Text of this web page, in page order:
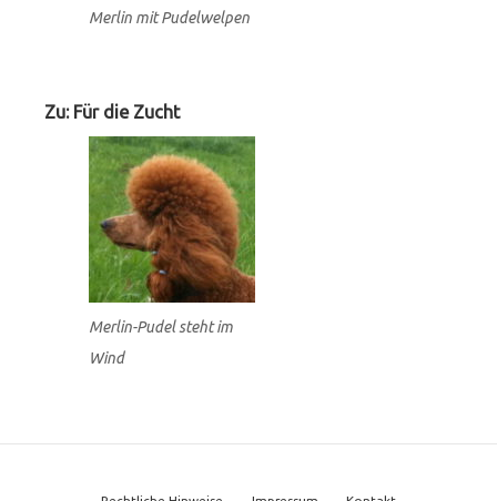
Merlin mit Pudelwelpen
Zu: Für die Zucht
Merlin-Pudel steht im
Wind